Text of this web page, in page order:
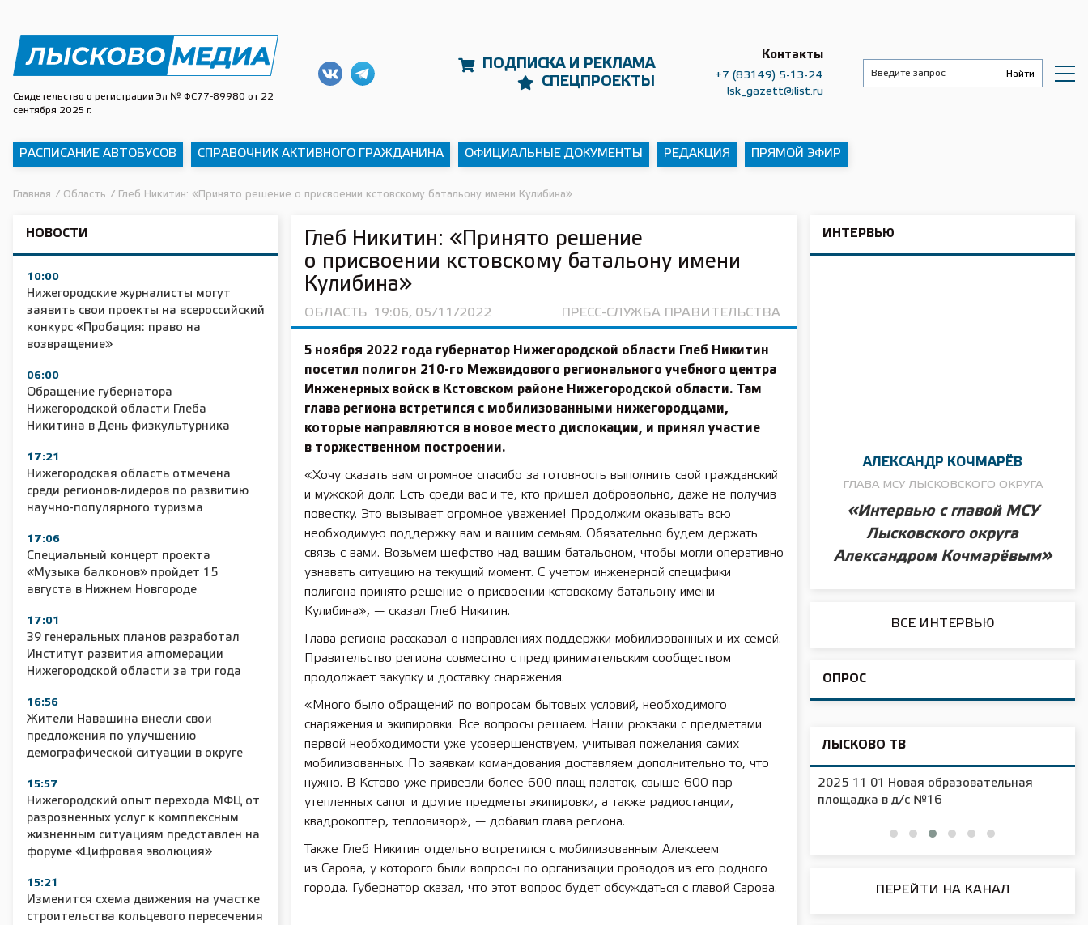
Свидетельство о регистрации Эл № ФС77-89980 от 22
сентября 2025 г.
ПОДПИСКА И РЕКЛАМА
СПЕЦПРОЕКТЫ
Контакты
+7 (83149) 5-13-24
lsk_gazett@list.ru
РАСПИСАНИЕ АВТОБУСОВ СПРАВОЧНИК АКТИВНОГО ГРАЖДАНИНА ОФИЦИАЛЬНЫЕ ДОКУМЕНТЫ РЕДАКЦИЯ ПРЯМОЙ ЭФИР
Главная / Область / Глеб Никитин: «Принято решение о присвоении кстовскому батальону имени Кулибина»
НОВОСТИ
10:00
Нижегородские журналисты могут
заявить свои проекты на всероссийский
конкурс «Пробация: право на
возвращение»
06:00
Обращение губернатора
Нижегородской области Глеба
Никитина в День физкультурника
17:21
Нижегородская область отмечена
среди регионов-лидеров по развитию
научно-популярного туризма
17:06
Специальный концерт проекта
«Музыка балконов» пройдет 15
августа в Нижнем Новгороде
17:01
39 генеральных планов разработал
Институт развития агломерации
Нижегородской области за три года
16:56
Жители Навашина внесли свои
предложения по улучшению
демографической ситуации в округе
15:57
Нижегородский опыт перехода МФЦ от
разрозненных услуг к комплексным
жизненным ситуациям представлен на
форуме «Цифровая эволюция»
15:21
Изменится схема движения на участке
строительства кольцевого пересечения
Глеб Никитин: «Принято решение
о присвоении кстовскому батальону имени
Кулибина»
ОБЛАСТЬ 19:06, 05/11/2022 ПРЕСС-СЛУЖБА ПРАВИТЕЛЬСТВА
5 ноября 2022 года губернатор Нижегородской области Глеб Никитин
посетил полигон 210-го Межвидового регионального учебного центра
Инженерных войск в Кстовском районе Нижегородской области. Там
глава региона встретился с мобилизованными нижегородцами,
которые направляются в новое место дислокации, и принял участие
в торжественном построении.
«Хочу сказать вам огромное спасибо за готовность выполнить свой гражданский
и мужской долг. Есть среди вас и те, кто пришел добровольно, даже не получив
повестку. Это вызывает огромное уважение! Продолжим оказывать всю
необходимую поддержку вам и вашим семьям. Обязательно будем держать
связь с вами. Возьмем шефство над вашим батальоном, чтобы могли оперативно
узнавать ситуацию на текущий момент. С учетом инженерной специфики
полигона принято решение о присвоении кстовскому батальону имени
Кулибина», — сказал Глеб Никитин.
Глава региона рассказал о направлениях поддержки мобилизованных и их семей.
Правительство региона совместно с предпринимательским сообществом
продолжает закупку и доставку снаряжения.
«Много было обращений по вопросам бытовых условий, необходимого
снаряжения и экипировки. Все вопросы решаем. Наши рюкзаки с предметами
первой необходимости уже усовершенствуем, учитывая пожелания самих
мобилизованных. По заявкам командования доставляем дополнительно то, что
нужно. В Кстово уже привезли более 600 плащ-палаток, свыше 600 пар
утепленных сапог и другие предметы экипировки, а также радиостанции,
квадрокоптер, тепловизор», — добавил глава региона.
Также Глеб Никитин отдельно встретился с мобилизованным Алексеем
из Сарова, у которого были вопросы по организации проводов из его родного
города. Губернатор сказал, что этот вопрос будет обсуждаться с главой Сарова.
ИНТЕРВЬЮ
АЛЕКСАНДР КОЧМАРЁВ
ГЛАВА МСУ ЛЫСКОВСКОГО ОКРУГА
«Интервью с главой МСУ
Лысковского округа
Александром Кочмарёвым»
ВСЕ ИНТЕРВЬЮ
ОПРОС
ЛЫСКОВО ТВ
11 01 Сельское хозяйство 2025 2025 11 01 55 лет СОШ №2
2025 11 01 Земли
сельскохозяйственного назначения
2025 11 01 Новая образовательная
площадка в д/с №16
ПЕРЕЙТИ НА КАНАЛ